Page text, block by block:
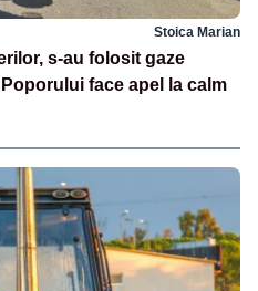
Stoica Marian
s-au folosit gaze
face apel la calm